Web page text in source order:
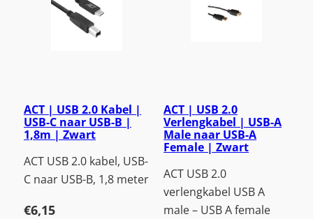
ACT | USB 2.0 Kabel |
USB-C naar USB-B |
1,8m | Zwart
ACT USB 2.0 kabel, USB-
C naar USB-B, 1,8 meter
€6,15
ACT | USB 2.0
Verlengkabel | USB-A
Male naar USB-A
Female | Zwart
ACT USB 2.0
verlengkabel USB A
male – USB A female